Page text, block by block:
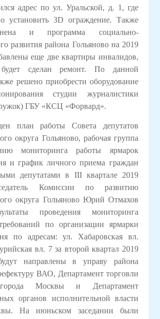
адрес по ул. Уральской, д. 1, где
установить 3D ограждение. Также
и программа социально-
развития района Гольяново на 2019
еще две квартиры инвалидов,
сделан ремонт. По данной
решено приобрести оборудование
студии журналистики
ГБУ «КСЦ «Форвард».
план работы Совета депутатов
округа Гольяново, рабочая группа
мониторинга работы ярмарок
и график личного приема граждан
депутатами в IIIквартале 2019
Комиссии по развитию
округа Гольяново Юрий Отмахов
проведения мониторинга
по организации ярмарки
по адресам: ул. Хабаровская вл.
вл. 7 за второй квартал 2019
направленыв управу района
ВАО, Департамент торговли
Москвы и Департамент
органов исполнительной власти
На июньском заседании были